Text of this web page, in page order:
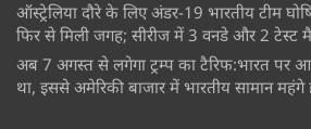
ऑस्ट्रेलिया दौरे के लिए अंडर-19 भारतीय टीम
फिर से मिली जगह; सीरीज में 3 वनडे और 2 टेस्ट
अब 7 अगस्त से लगेगा ट्रम्प का टैरिफ:भारत पर
था, इससे अमेरिकी बाजार में भारतीय सामान महंगे